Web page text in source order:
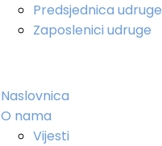
Predsjednica udruge
Zaposlenici udruge
Naslovnica
O nama
Vijesti